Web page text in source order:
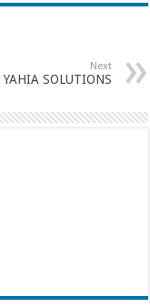
Next
YAHIA SOLUTIONS